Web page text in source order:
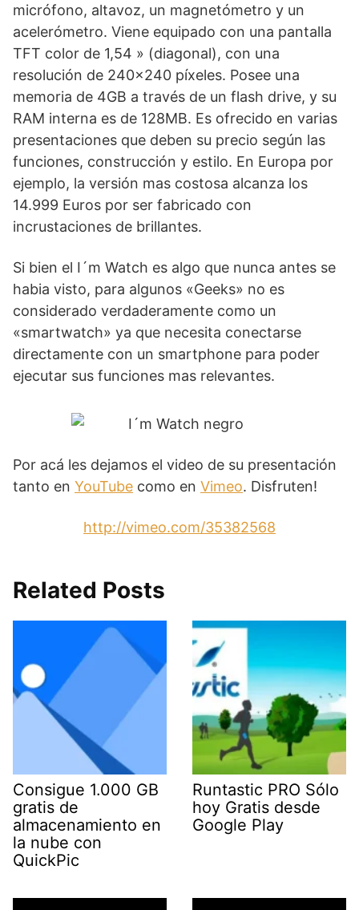
micrófono, altavoz, un magnetómetro y un
acelerómetro. Viene equipado con una pantalla
TFT color de 1,54 » (diagonal), con una
resolución de 240×240 píxeles. Posee una
memoria de 4GB a través de un flash drive, y su
RAM interna es de 128MB. Es ofrecido en varias
presentaciones que deben su precio según las
funciones, construcción y estilo. En Europa por
ejemplo, la versión mas costosa alcanza los
14.999 Euros por ser fabricado con
incrustaciones de brillantes.
Si bien el I´m Watch es algo que nunca antes se
habia visto, para algunos «Geeks» no es
considerado verdaderamente como un
«smartwatch» ya que necesita conectarse
directamente con un smartphone para poder
ejecutar sus funciones mas relevantes.
Por acá les dejamos el video de su presentación
tanto en YouTube como en Vimeo. Disfruten!
http://vimeo.com/35382568
Related Posts
Consigue 1.000 GB
gratis de
almacenamiento en
la nube con
QuickPic
Runtastic PRO Sólo
hoy Gratis desde
Google Play